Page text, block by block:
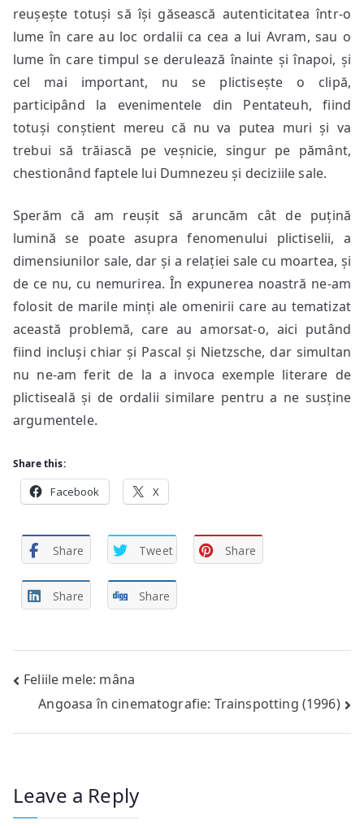
reușește totuși să își găsească autenticitatea într-o
lume în care au loc ordalii ca cea a lui Avram, sau o
lume în care timpul se derulează înainte și înapoi, și
cel mai important, nu se plictisește o clipă,
participând la evenimentele din Pentateuh, fiind
totuși conștient mereu că nu va putea muri și va
trebui să trăiască pe veșnicie, singur pe pământ,
chestionând faptele lui Dumnezeu și deciziile sale.
Sperăm că am reușit să aruncăm cât de puțină
lumină se poate asupra fenomenului plictiselii, a
dimensiunilor sale, dar și a relației sale cu moartea, și
de ce nu, cu nemurirea. În expunerea noastră ne-am
folosit de marile minți ale omenirii care au tematizat
această problemă, care au amorsat-o, aici putând
fiind incluși chiar și Pascal și Nietzsche, dar simultan
nu ne-am ferit de la a invoca exemple literare de
plictiseală și de ordalii similare pentru a ne susține
argumentele.
Share this:
Facebook X
Share Tweet Share
Share Share
Post
navigation
Feliile mele: mâna
Angoasa în cinematografie: Trainspotting (1996)
Leave a Reply